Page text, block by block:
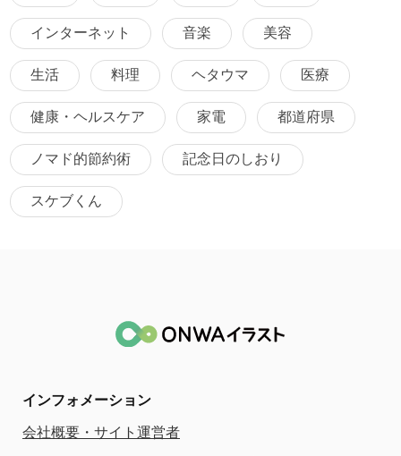
インターネット 音楽 美容
生活 料理 ヘタウマ 医療
健康・ヘルスケア 家電 都道府県
ノマド的節約術 記念日のしおり
スケブくん
インフォメーション
会社概要・サイト運営者